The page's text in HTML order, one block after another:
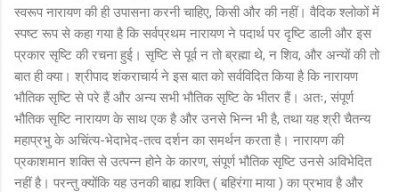
स्वरूप नारायण की ही उपासना करनी चाहिए, किसी और की नहीं। वैदिक श्लोकों में
स्पष्ट रूप से कहा गया है कि सर्वप्रथम नारायण ने पदार्थ पर दृष्टि डाली और इस
प्रकार सृष्टि की रचना हुई। सृष्टि से पूर्व न तो ब्रह्मा थे, न शिव, और अन्यों की तो
बात ही क्या। श्रीपाद शंकराचार्य ने इस बात को सर्वविदित किया है कि नारायण
भौतिक सृष्टि से परे हैं और अन्य सभी भौतिक सृष्टि के भीतर हैं। अतः, संपूर्ण
भौतिक सृष्टि नारायण के साथ एक है और उनसे भिन्न भी है, तथा यह श्री चैतन्य
महाप्रभु के अचिंत्य-भेदाभेद-तत्व दर्शन का समर्थन करता है। नारायण की
प्रकाशमान शक्ति से उत्पन्न होने के कारण, संपूर्ण भौतिक सृष्टि उनसे अविभेदित
नहीं है। परन्तु क्योंकि यह उनकी बाह्य शक्ति ( बहिरंगा माया ) का प्रभाव है और